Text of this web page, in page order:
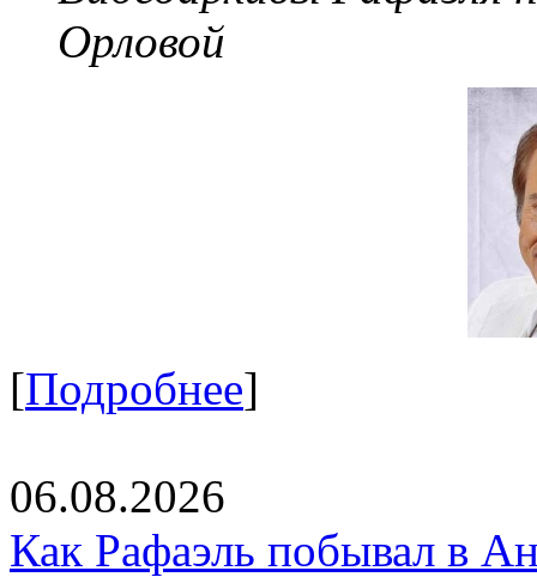
Орловой
[Подробнее]
06.08.2026
Как Рафаэль побывал в